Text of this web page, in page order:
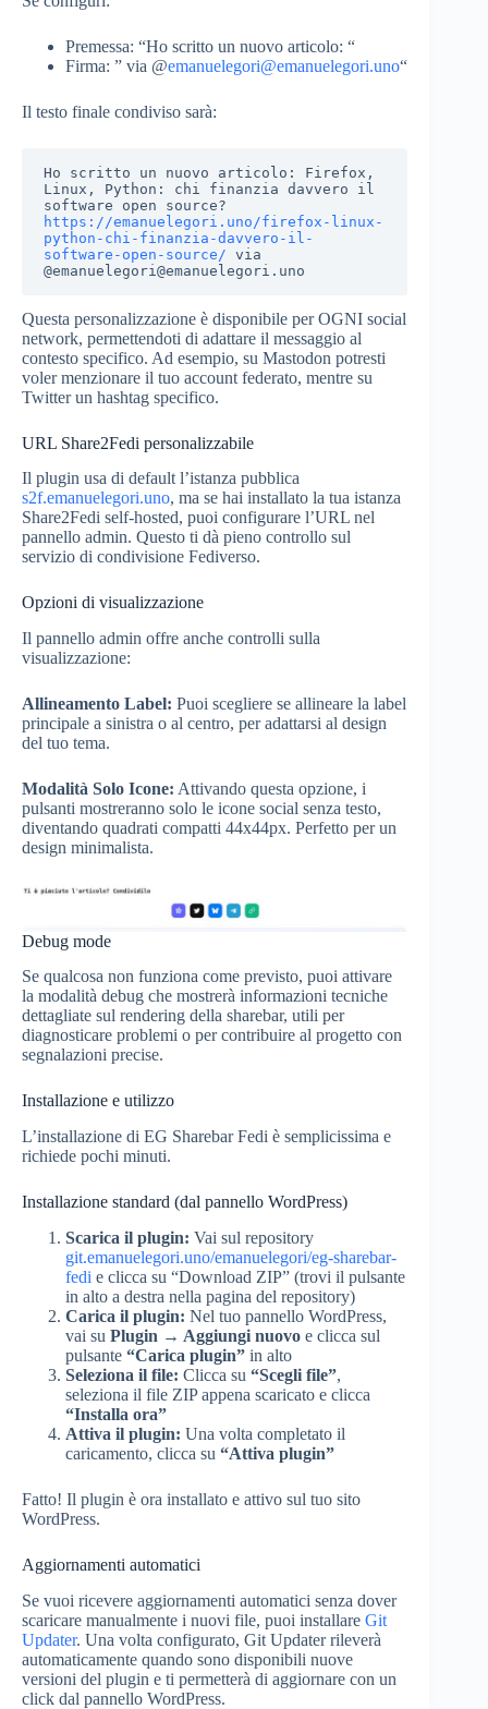
Premessa: “Ho scritto un nuovo articolo: “
Firma: ” via @emanuelegori@emanuelegori.uno“
Il testo finale condiviso sarà:
Ho scritto un nuovo articolo: Firefox,
Linux, Python: chi finanzia davvero il
https://emanuelegori.uno/firefox-linux-
python-chi-finanzia-davvero-il-
software-open-source/ via
@emanuelegori@emanuelegori.uno
Questa personalizzazione è disponibile per OGNI social
network, permettendoti di adattare il messaggio al
contesto specifico. Ad esempio, su Mastodon potresti
voler menzionare il tuo account federato, mentre su
Twitter un hashtag specifico.
URL Share2Fedi personalizzabile
Il plugin usa di default l’istanza pubblica
s2f.emanuelegori.uno, ma se hai installato la tua istanza
Share2Fedi self-hosted, puoi configurare l’URL nel
pannello admin. Questo ti dà pieno controllo sul
servizio di condivisione Fediverso.
Opzioni di visualizzazione
Il pannello admin offre anche controlli sulla
visualizzazione:
Allineamento Label: Puoi scegliere se allineare la label
principale a sinistra o al centro, per adattarsi al design
del tuo tema.
Modalità Solo Icone: Attivando questa opzione, i
pulsanti mostreranno solo le icone social senza testo,
diventando quadrati compatti 44x44px. Perfetto per un
design minimalista.
Debug mode
Se qualcosa non funziona come previsto, puoi attivare
la modalità debug che mostrerà informazioni tecniche
dettagliate sul rendering della sharebar, utili per
diagnosticare problemi o per contribuire al progetto con
segnalazioni precise.
Installazione e utilizzo
L’installazione di EG Sharebar Fedi è semplicissima e
richiede pochi minuti.
Installazione standard (dal pannello WordPress)
Scarica il plugin: Vai sul repository
git.emanuelegori.uno/emanuelegori/eg-sharebar-
fedi e clicca su “Download ZIP” (trovi il pulsante
in alto a destra nella pagina del repository)
Carica il plugin: Nel tuo pannello WordPress,
vai su Plugin → Aggiungi nuovo e clicca sul
pulsante “Carica plugin” in alto
Seleziona il file: Clicca su “Scegli file”,
seleziona il file ZIP appena scaricato e clicca
“Installa ora”
Attiva il plugin: Una volta completato il
caricamento, clicca su “Attiva plugin”
Fatto! Il plugin è ora installato e attivo sul tuo sito
WordPress.
Aggiornamenti automatici
Se vuoi ricevere aggiornamenti automatici senza dover
scaricare manualmente i nuovi file, puoi installare Git
Updater. Una volta configurato, Git Updater rileverà
automaticamente quando sono disponibili nuove
versioni del plugin e ti permetterà di aggiornare con un
click dal pannello WordPress.